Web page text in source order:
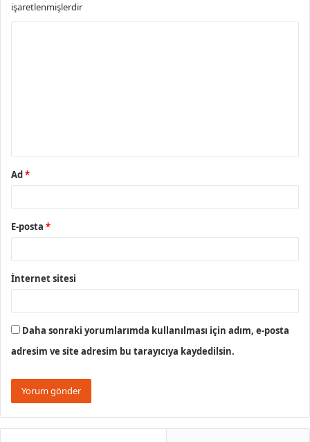
işaretlenmişlerdir
Ad*
E-posta *
İnternet sitesi
Daha sonraki yorumlarımda kullanılması için adım, e-posta
adresim ve site adresim bu tarayıcıya kaydedilsin.